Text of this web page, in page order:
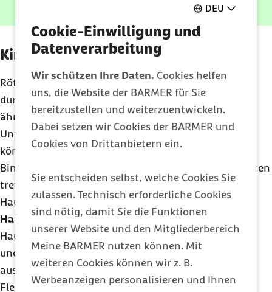
DEU
Cookie-Einwilligung und
Datenverarbeitung
Wir schützen Ihre Daten. Cookies helfen
uns, die Website der BARMER für Sie
bereitzustellen und weiterzuentwickeln.
Dabei setzen wir Cookies der BARMER und
Cookies von Drittanbietern ein.
Sie entscheiden selbst, welche Cookies Sie
zulassen. Technisch erforderliche Cookies
sind nötig, damit Sie die Funktionen
unserer Website und den Mitgliederbereich
Meine BARMER nutzen können. Mit
weiteren Cookies können wir z. B.
Werbeanzeigen personalisieren und Ihnen
Kinderkrankheit Röteln
Röteln ist eine ansteckende Infektionskrankheit, die
durch das Rubellavirus verursacht wird. Zunächst
ähneln die Symptome denen einerErkältung:
Unwohlsein, Kopfschmerzen und leichtes Fieber
können vorkommen. Aber auch eine
Bindehautentzündung und geschwollene Lymphknoten
treten auf. Einige Tage später folgt der typische
Hautausschlag.
Hautausschlag:Röteln gehen mit einem typischen
Hautausschlag einher, der meist im Gesicht beginnt
und sich anschließend über den gesamten Körper
ausbreitet. Charakteristisch sind kleine hellrote
Flecken, die nicht miteinander verschmelzen.